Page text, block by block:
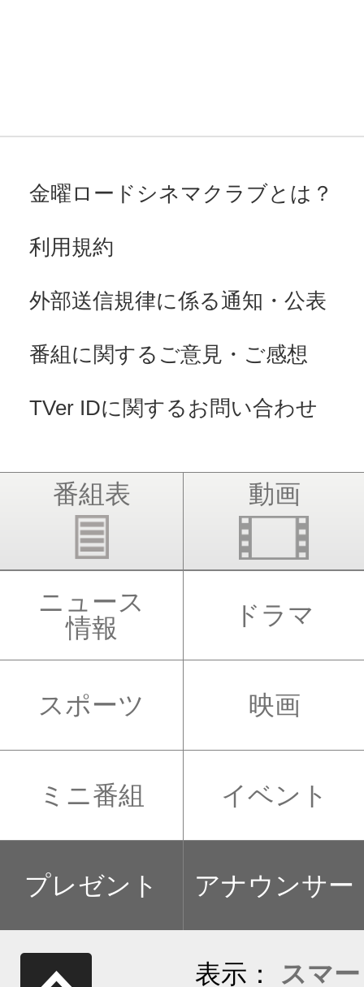
金曜ロードシネマクラブとは？
利用規約
外部送信規律に係る通知・公表
番組に関するご意見・ご感想
TVer IDに関するお問い合わせ
番組表 動画
ニュース
情報
ドラマ
スポーツ 映画
ミニ番組 イベント
プレゼント アナウンサー
表示： スマ